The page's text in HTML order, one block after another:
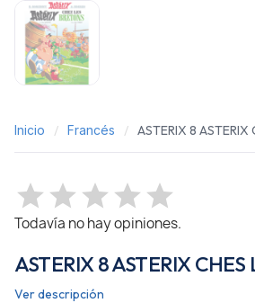
Inicio Francés ASTERIX 8 ASTERIX
Todavía no hay opiniones.
ASTERIX 8 ASTERIX CHES
Ver descripción